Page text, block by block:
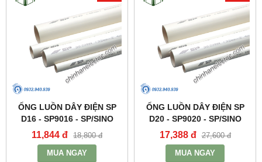
ỐNG LUỒN DÂY ĐIỆN SP
D16 - SP9016 - SP/SINO
11,844 đ 18,800 đ
MUA NGAY
ỐNG LUỒN DÂY ĐIỆN SP
D20 - SP9020 - SP/SINO
17,388 đ 27,600 đ
MUA NGAY